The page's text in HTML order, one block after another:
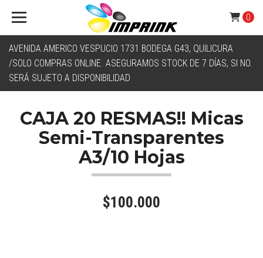
AVENIDA AMERICO VESPUCIO 1731 BODEGA G43, QUILICURA
/SOLO COMPRAS ONLINE. ASEGURAMOS STOCK DE 7 DÍAS, SI NO.
SERÁ SUJETO A DISPONIBILIDAD
0
CAJA 20 RESMAS!! Micas
Semi-Transparentes
A3/10 Hojas
$100.000